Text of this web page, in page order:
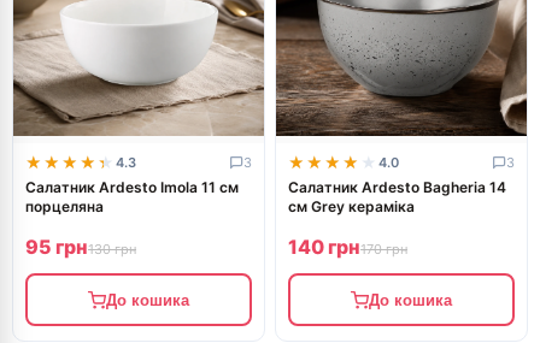
★★★★★
★★★★★ 4.3 3
Салатник Ardesto Imola 11 см
порцеляна
95 грн130 грн
До кошика
★★★★★
★★★★★ 4.0 3
Салатник Ardesto Bagheria 14
см Grey кераміка
140 грн170 грн
До кошика